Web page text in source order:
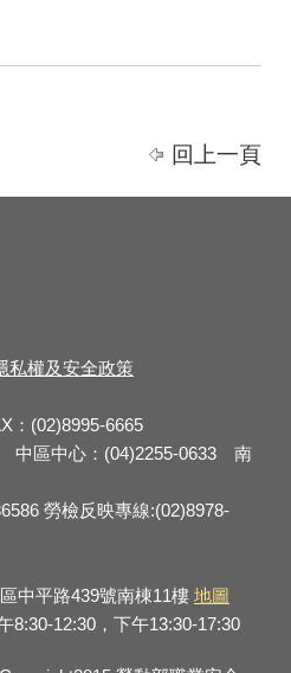
回上一頁
私權及安全政策
：(02)8995-6665
中區中心：(04)2255-0633 南
勞檢反映專線:(02)8978-
中平路439號南棟11樓 地圖
8:30-12:30，下午13:30-17:30